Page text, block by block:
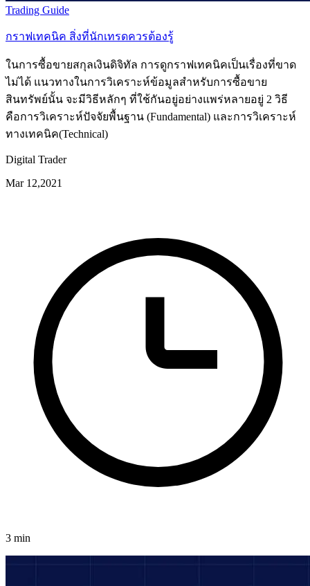
Trading Guide
กราฟเทคนิค สิ่งที่นักเทรดควรต้องรู้
ในการซื้อขายสกุลเงินดิจิทัล การดูกราฟเทคนิคเป็นเรื่องที่ขาด
ไม่ได้ แนวทางในการวิเคราะห์ข้อมูลสำหรับการซื้อขาย
สินทรัพย์นั้น จะมีวิธีหลักๆ ที่ใช้กันอยู่อย่างแพร่หลายอยู่ 2 วิธี
คือการวิเคราะห์ปัจจัยพื้นฐาน (Fundamental) และการวิเคราะห์
ทางเทคนิค(Technical)
Digital Trader
Mar 12,2021
3 min